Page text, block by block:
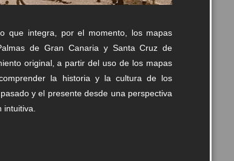
que integra, por el momento, los mapas
de Gran Canaria y Santa Cruz de
original, a partir del uso de los mapas
la historia y la cultura de los
y el presente desde una perspectiva